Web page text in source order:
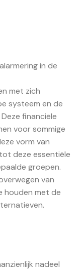
in de
met zich
systeem en de
financiële
voor sommige
vorm van
deze essentiële
groepen.
van
houden met de
nadeel